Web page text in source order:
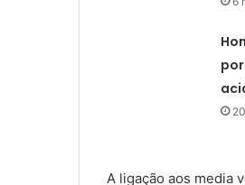
A ligação aos media